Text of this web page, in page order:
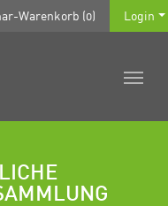
Warenkorb (0) Login